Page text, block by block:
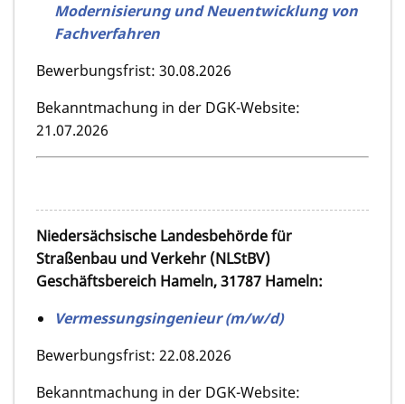
Modernisierung und Neuentwicklung von
Fachverfahren
Bewerbungsfrist: 30.08.2026
Bekanntmachung in der DGK-Website:
21.07.2026
Niedersächsische Landesbehörde für
Straßenbau und Verkehr (NLStBV)
Geschäftsbereich Hameln, 31787 Hameln:
Vermessungsingenieur (m/w/d)
Bewerbungsfrist: 22.08.2026
Bekanntmachung in der DGK-Website: